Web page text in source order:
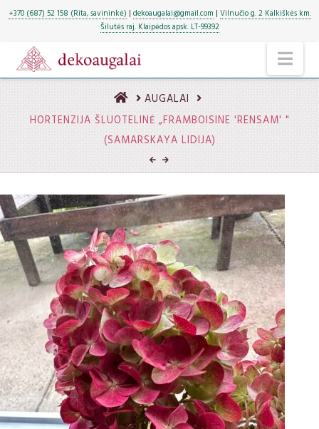
+370 (687) 52 158 (Rita, savininkė) | dekoaugalai@gmail.com | Vilnučio g. 2 Kalkiškės km.
Šilutės raj. Klaipėdos apsk. LT-99392
HOMEAUGALAI
HORTENZIJA ŠLUOTELINĖ „FRAMBOISINE 'RENSAM' "
(SAMARSKAYA LIDIJA)